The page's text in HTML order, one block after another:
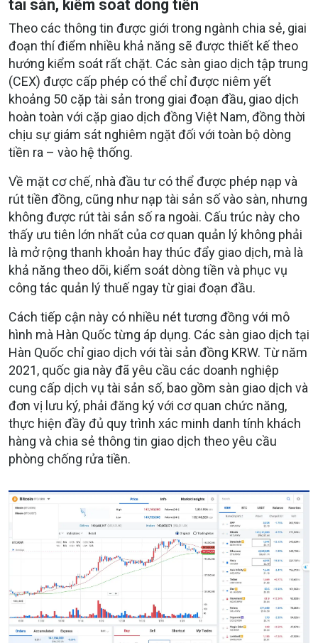
tài sản, kiểm soát dòng tiền
Theo các thông tin được giới trong ngành chia sẻ, giai
đoạn thí điểm nhiều khả năng sẽ được thiết kế theo
hướng kiểm soát rất chặt. Các sàn giao dịch tập trung
(CEX) được cấp phép có thể chỉ được niêm yết
khoảng 50 cặp tài sản trong giai đoạn đầu, giao dịch
hoàn toàn với cặp giao dịch đồng Việt Nam, đồng thời
chịu sự giám sát nghiêm ngặt đối với toàn bộ dòng
tiền ra – vào hệ thống.
Về mặt cơ chế, nhà đầu tư có thể được phép nạp và
rút tiền đồng, cũng như nạp tài sản số vào sàn, nhưng
không được rút tài sản số ra ngoài. Cấu trúc này cho
thấy ưu tiên lớn nhất của cơ quan quản lý không phải
là mở rộng thanh khoản hay thúc đẩy giao dịch, mà là
khả năng theo dõi, kiểm soát dòng tiền và phục vụ
công tác quản lý thuế ngay từ giai đoạn đầu.
Cách tiếp cận này có nhiều nét tương đồng với mô
hình mà Hàn Quốc từng áp dụng. Các sàn giao dịch tại
Hàn Quốc chỉ giao dịch với tài sản đồng KRW. Từ năm
2021, quốc gia này đã yêu cầu các doanh nghiệp
cung cấp dịch vụ tài sản số, bao gồm sàn giao dịch và
đơn vị lưu ký, phải đăng ký với cơ quan chức năng,
thực hiện đầy đủ quy trình xác minh danh tính khách
hàng và chia sẻ thông tin giao dịch theo yêu cầu
phòng chống rửa tiền.